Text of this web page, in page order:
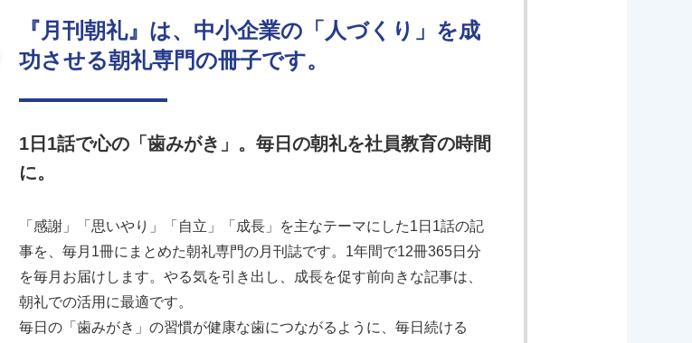
『月刊朝礼』は、中小企業の「人づくり」を成
功させる朝礼専門の冊子です。
1日1話で心の「歯みがき」。毎日の朝礼を社員教育の時間
に。
「感謝」「思いやり」「自立」「成長」を主なテーマにした1日1話の記
事を、毎月1冊にまとめた朝礼専門の月刊誌です。1年間で12冊365日分
を毎月お届けします。やる気を引き出し、成長を促す前向きな記事は、
朝礼での活用に最適です。
毎日の「歯みがき」の習慣が健康な歯につながるように、毎日続ける